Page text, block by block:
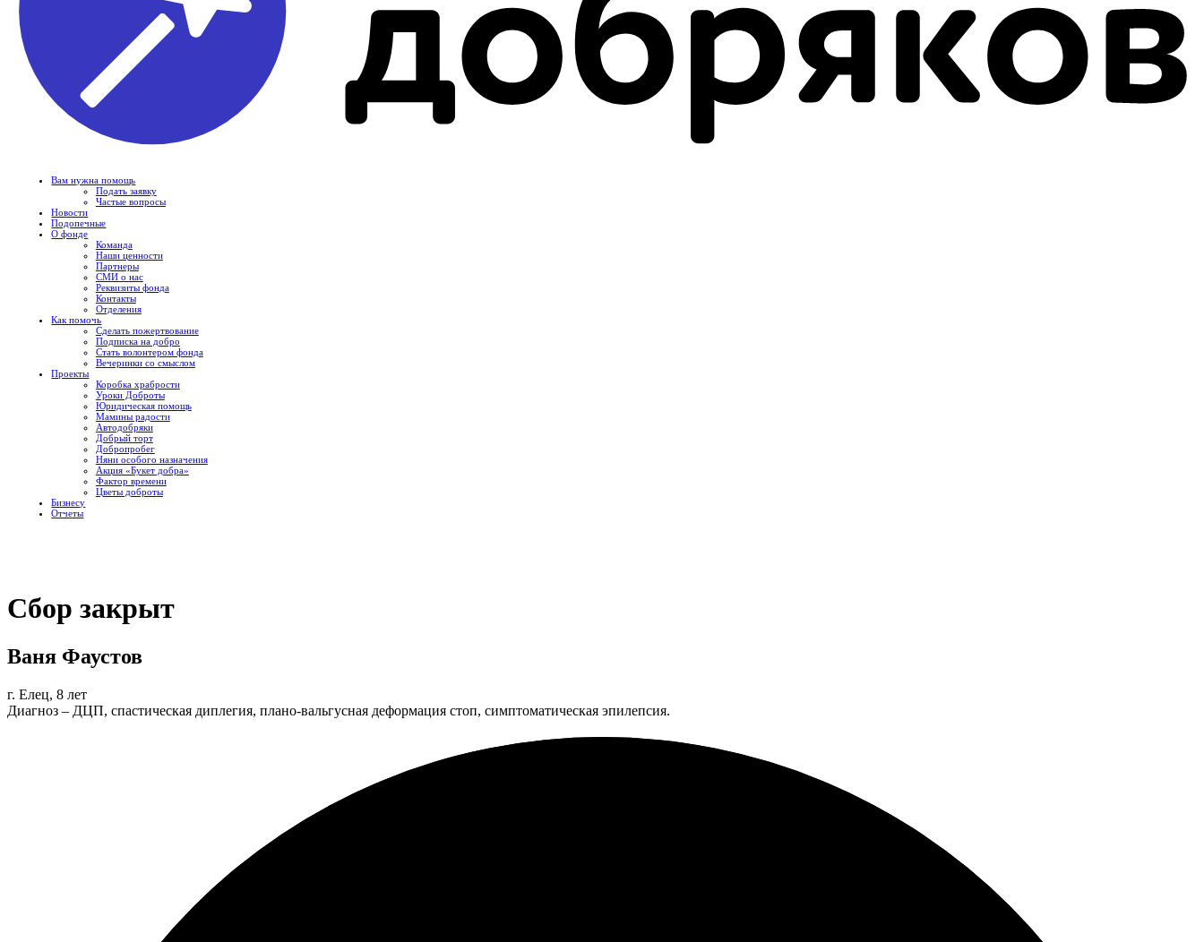
Вам нужна помощь
Подать заявку
Частые вопросы
Новости
Подопечные
О фонде
Команда
Наши ценности
Партнеры
СМИ о нас
Реквизиты фонда
Контакты
Отделения
Как помочь
Сделать пожертвование
Подписка на добро
Стать волонтером фонда
Вечеринки со смыслом
Проекты
Коробка храбрости
Уроки Доброты
Юридическая помощь
Мамины радости
Автодобряки
Добрый торт
Добропробег
Няни особого назначения
Акция «Букет добра»
Фактор времени
Цветы доброты
Бизнесу
Отчеты
Сбор закрыт
Ваня Фаустов
г. Елец, 8 лет
Диагноз – ДЦП, спастическая диплегия, плано-вальгусная деформация стоп, симптоматическая эпилепсия.